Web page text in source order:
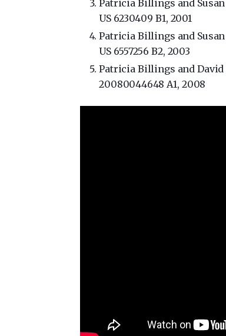
Patricia Billings and
US 6230409 B1, 2001
Patricia Billings and
US 6557256 B2, 2003
Patricia Billings andDavid
20080044648 A1, 2008